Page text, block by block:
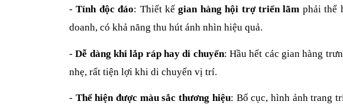
-Tính độc đáo: Thiết kếgian hàng hội trợ triển lãm phải thể
doanh, có khả năng thu hút ánh nhìn hiệu quả.
-Dễ dàng khi lắp ráp hay di chuyển: Hầu hết các gian hàng
nhẹ, rất tiện lợi khi di chuyển vị trí.
- Thể hiện được màu sắc thương hiệu: Bố cục, hình ảnh trang